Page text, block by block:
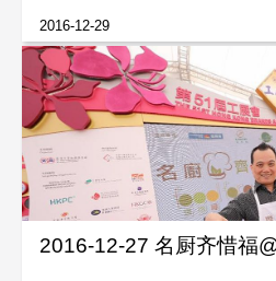
2016-12-29
2016-12-27 名厨齐惜福